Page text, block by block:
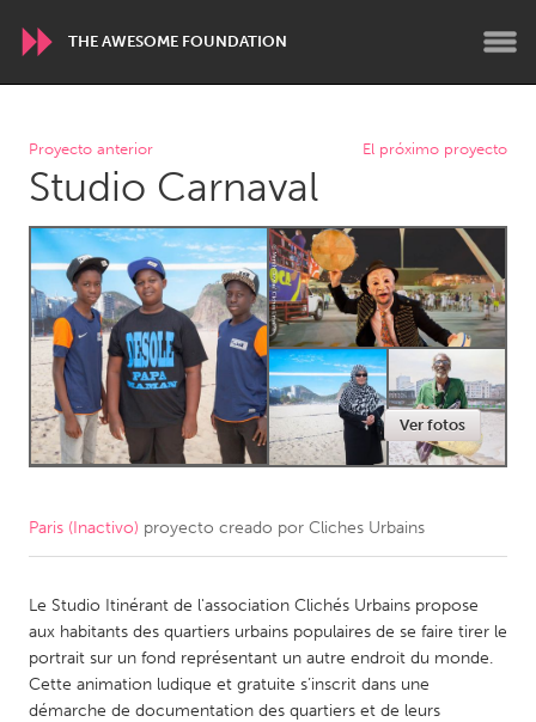
THE AWESOME FOUNDATION
WORLDWIDE
Conservation and Climate
Disability
ARMENIA
Javakhk
Yerevan
AUSTRALIA
Adelaide
Fleurieu
Lake Mac
Lower Hunter
Amherstburg
Kingston
Kitchener-Waterloo
New Glasgow
Newmarket
Ottawa
Proyecto anterior El próximo proyecto
Studio Carnaval
Ver fotos
Paris (Inactivo) proyecto creado por Cliches Urbains
Le Studio Itinérant de l'association Clichés Urbains propose
aux habitants des quartiers urbains populaires de se faire tirer le
portrait sur un fond représentant un autre endroit du monde.
Cette animation ludique et gratuite s’inscrit dans une
démarche de documentation des quartiers et de leurs